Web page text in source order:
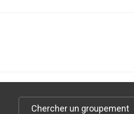
Chercher un groupement